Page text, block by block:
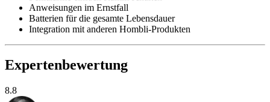
Anweisungen im Ernstfall
Batterien für die gesamte Lebensdauer
Integration mit anderen Hombli-Produkten
Expertenbewertung
8.8